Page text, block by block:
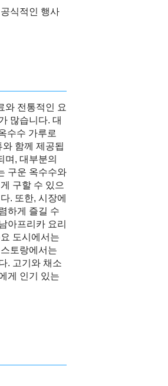
식적인 행사
와 전통적인 요
많습니다. 대
수수 가루로
함께 제공됩
며, 대부분의
구운 옥수수와
구할 수 있으
. 또한, 시장에
하게 즐길 수
아프리카 요리
도시에서는
토랑에서는
. 고기와 채소
게 인기 있는